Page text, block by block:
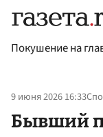
Покушение на
9 июня 2026 16:33
Бывший